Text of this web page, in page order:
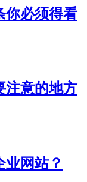
你必须得看
注意的地方
网站？